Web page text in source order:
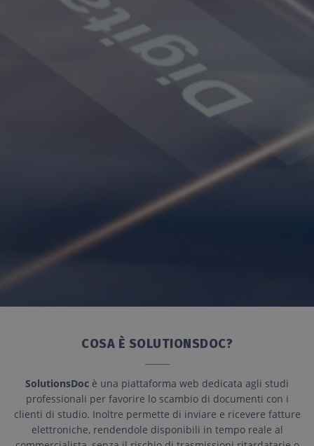
COSA È SOLUTIONSDOC?
SolutionsDoc è una piattaforma web dedicata agli studi
professionali per favorire lo scambio di documenti con i
clienti di studio. Inoltre permette di inviare e ricevere fatture
elettroniche, rendendole disponibili in tempo reale al